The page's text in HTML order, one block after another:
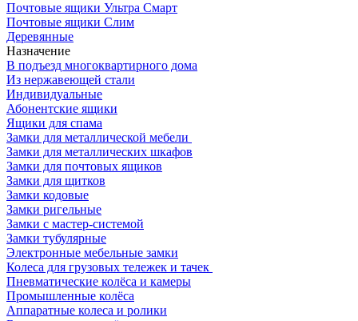
Почтовые ящики Ультра Смарт
Почтовые ящики Слим
Деревянные
Назначение
В подъезд многоквартирного дома
Из нержавеющей стали
Индивидуальные
Абонентские ящики
Ящики для спама
Замки для металлической мебели
Замки для металлических шкафов
Замки для почтовых ящиков
Замки для щитков
Замки кодовые
Замки ригельные
Замки с мастер-системой
Замки тубулярные
Электронные мебельные замки
Колеса для грузовых тележек и тачек
Пневматические колёса и камеры
Промышленные колёса
Аппаратные колеса и ролики